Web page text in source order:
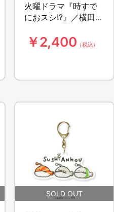
火曜ドラマ『時すで
におスシ!?』／横田宗
ー
￥2,400 （税込）